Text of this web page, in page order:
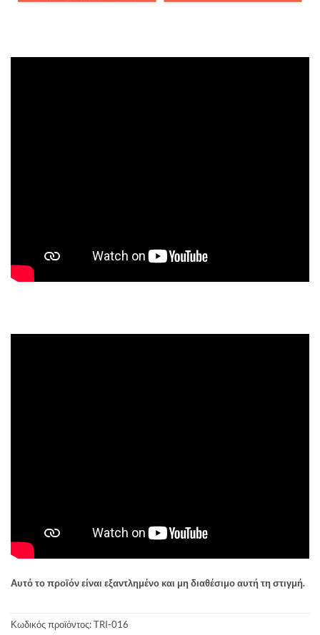
Αυτό το προϊόν είναι εξαντλημένο και μη διαθέσιμο αυτή τη στιγμή.
Κωδικός προϊόντος:TRI-016